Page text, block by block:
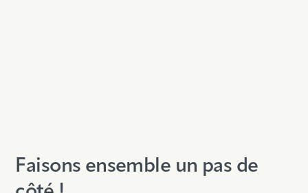
Faisons ensemble un pas de